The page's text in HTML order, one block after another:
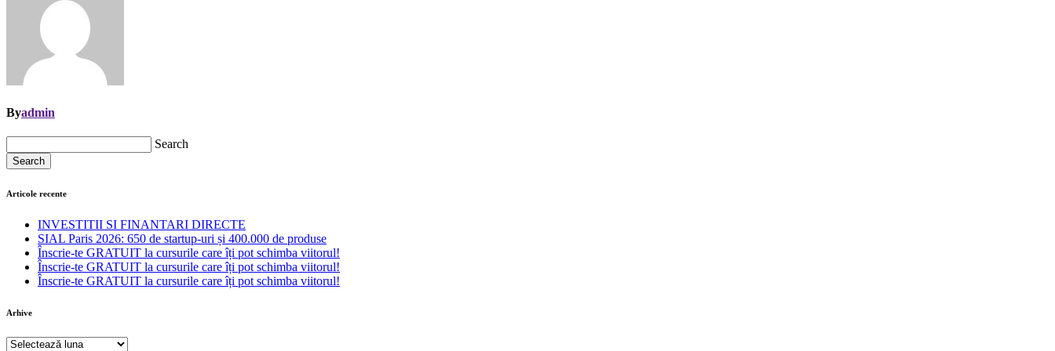
Byadmin
Search
Search
Articole recente
INVESTITII SI FINANTARI DIRECTE
SIAL Paris 2026: 650 de startup-uri și 400.000 de produse
Înscrie-te GRATUIT la cursurile care îți pot schimba viitorul!
Înscrie-te GRATUIT la cursurile care îți pot schimba viitorul!
Înscrie-te GRATUIT la cursurile care îți pot schimba viitorul!
Arhive
Arhive